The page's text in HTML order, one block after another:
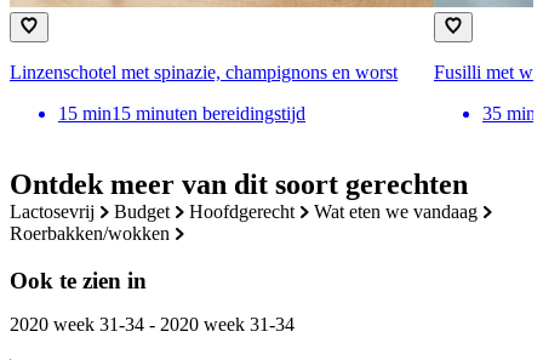
Ontdek meer van dit soort gerechten
lactosevrij budget hoofdgerecht
wat eten we vandaag
roerbakken/wokken
Ook te zien in
2020 week 31-34 - 2020 week 31-34
Linzenschotel met spinazie, champignons en worst
15 min15 minuten bereidingstijd
Fusilli met
35 min